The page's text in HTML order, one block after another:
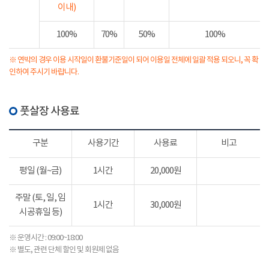
이내)
100% 70% 50% 100%
※ 연박의 경우 이용 시작일이 환불기준일이 되어 이용일 전체에 일괄 적용 되오니, 꼭 확
인하여 주시기 바랍니다.
풋살장 사용료
구분 사용기간 사용료 비고
평일 (월~금) 1시간 20,000원
주말 (토, 일, 임
시공휴일 등)
1시간 30,000원
※ 운영시간 : 09:00~18:00
※ 별도, 관련 단체 할인 및 회원제 없음